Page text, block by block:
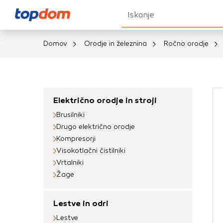
Domov Orodje in železnina Ročno orodje
Električno orodje in stroji
Brusilniki
Drugo električno orodje
Kompresorji
Visokotlačni čistilniki
Vrtalniki
Žage
Lestve in odri
Lestve
Vaša zasebnost
Ko obiščete katero
brskalnika,
informacije
prilagojeno
različna imena
določenih vrst